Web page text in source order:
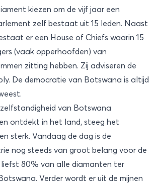
kiezen om de vijf jaar een
zelf bestaat uit 15 leden. Naast
er een House of Chiefs waarin 15
(vaak opperhoofden) van
zitting hebben. Zij adviseren de
De democratie van Botswana is altijd
van Botswana
ontdekt in het land, steeg het
sterk. Vandaag de dag is de
nog steeds van groot belang voor de
liefst 80% van alle diamanten ter
Verder wordt er uit de mijnen